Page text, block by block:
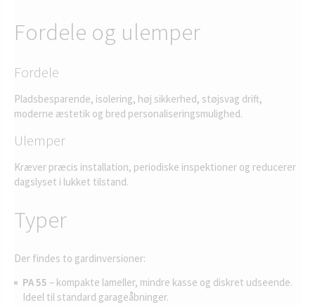
Fordele og ulemper
Fordele
Pladsbesparende, isolering, høj sikkerhed, støjsvag drift,
moderne æstetik og bred personaliseringsmulighed.
Ulemper
Kræver præcis installation, periodiske inspektioner og reducerer
dagslyset i lukket tilstand.
Typer
Der findes to gardinversioner:
PA 55 – kompakte lameller, mindre kasse og diskret udseende.
Ideel til standard garageåbninger.